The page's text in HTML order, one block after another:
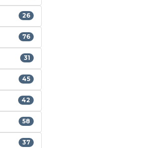
26
76
31
45
42
58
37